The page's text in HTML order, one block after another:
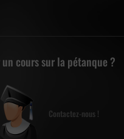
cours sur la pétanque ?
Contactez-nous !